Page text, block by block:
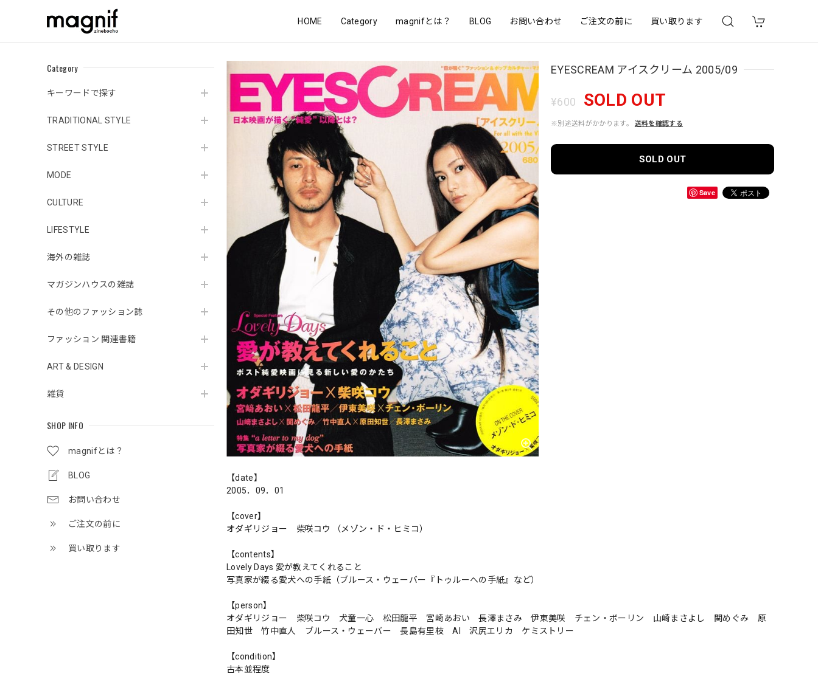
HOME Category magnifとは？ BLOG お問い合わせ ご注文の前に 買い取ります
Category
キーワードで探す
TRADITIONAL STYLE
STREET STYLE
MODE
CULTURE
LIFESTYLE
海外の雑誌
マガジンハウスの雑誌
その他のファッション誌
ファッション 関連書籍
ART & DESIGN
雑貨
SHOP INFO
magnifとは？
BLOG
お問い合わせ
ご注文の前に
買い取ります
EYESCREAM アイスクリーム 2005/09
¥600 SOLD OUT
※別途送料がかかります。 送料を確認する
SOLD OUT
Save
【date】
2005．09．01
【cover】
オダギリジョー 柴咲コウ （メゾン・ド・ヒミコ）
【contents】
Lovely Days 愛が教えてくれること
写真家が綴る愛犬への手紙（ブルース・ウェーバー『トゥルーへの手紙』など）
【person】
オダギリジョー 柴咲コウ 犬童一心 松田龍平 宮崎あおい 長澤まさみ 伊東美咲 チェン・ボーリン 山崎まさよし 関めぐみ 原
田知世 竹中直人 ブルース・ウェーバー 長島有里枝 AI 沢尻エリカ ケミストリー
【condition】
古本並程度